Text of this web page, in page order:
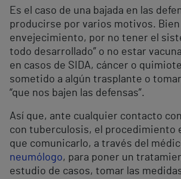
Es el caso de una bajada en las
producirse por varios motivos.
envejecimiento, por no tener el
todo desarrollado” o no estar
en casos de SIDA, cáncer o
sometido a algún trasplante o
“que nos bajen las defensas”.
Así que, ante cualquier contacto
con tuberculosis, el procedimiento
que comunicarlo, a través del
neumólogo, para poner un
estudio de casos, tomar las